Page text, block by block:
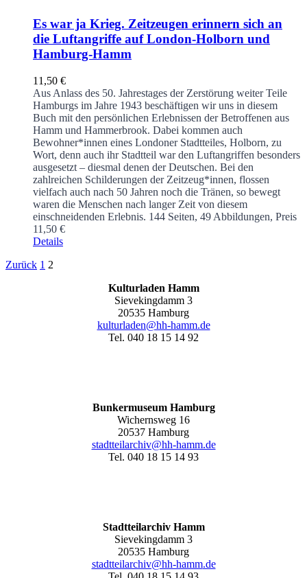
Es war ja Krieg. Zeitzeugen erinnern sich an
die Luftangriffe auf London-Holborn und
Hamburg-Hamm
11,50 €
Aus Anlass des 50. Jahrestages der Zerstörung weiter Teile
Hamburgs im Jahre 1943 beschäftigen wir uns in diesem
Buch mit den persönlichen Erlebnissen der Betroffenen aus
Hamm und Hammerbrook. Dabei kommen auch
Bewohner*innen eines Londoner Stadtteiles, Holborn, zu
Wort, denn auch ihr Stadtteil war den Luftangriffen besonders
ausgesetzt – diesmal denen der Deutschen. Bei den
zahlreichen Schilderungen der Zeitzeug*innen, flossen
vielfach auch nach 50 Jahren noch die Tränen, so bewegt
waren die Menschen nach langer Zeit von diesem
einschneidenden Erlebnis. 144 Seiten, 49 Abbildungen, Preis
11,50 €
Details
Zurück 1 2
Kulturladen Hamm
Sievekingdamm 3
20535 Hamburg
kulturladen@hh-hamm.de
Tel. 040 18 15 14 92
Bunkermuseum Hamburg
Wichernsweg 16
20537 Hamburg
stadtteilarchiv@hh-hamm.de
Tel. 040 18 15 14 93
Stadtteilarchiv Hamm
Sievekingdamm 3
20535 Hamburg
stadtteilarchiv@hh-hamm.de